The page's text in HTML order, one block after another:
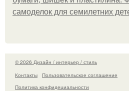
самоделок для семилетних
© 2026 Дизайн / интерьер / стиль
Контакты
Пользовательское соглашение
Политика конфидециальности